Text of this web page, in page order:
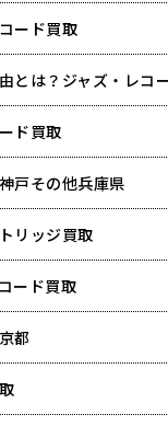
ード買取
とは？ジャズ・レコ
ド買取
戸その他兵庫県
リッジ買取
ード買取
都